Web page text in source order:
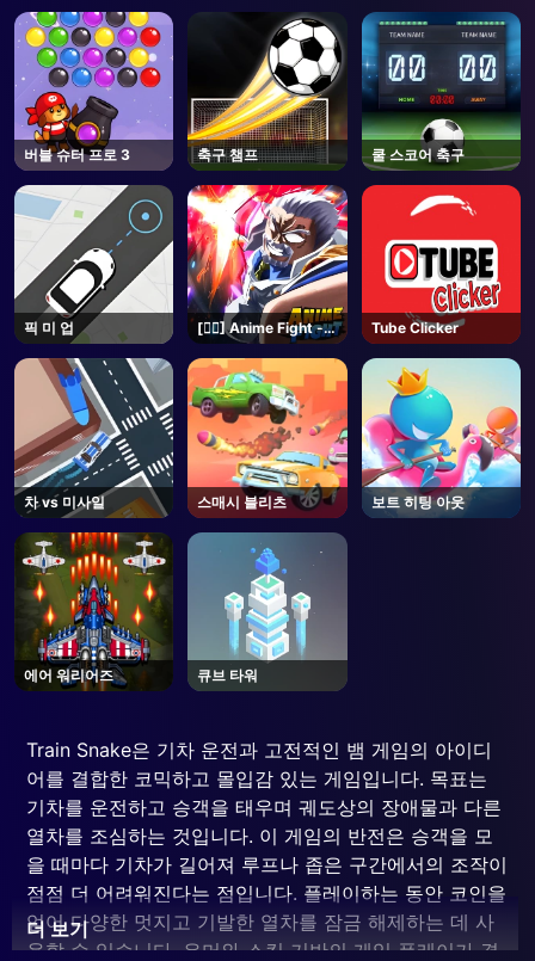
버블 슈터 프로 3 축구 챔프 쿨 스코어 축구
픽 미 업
[🏴‍☠️] Anime Fight -
Roblox
Tube Clicker
차 vs 미사일 스매시 블리츠 보트 히팅 아웃
에어 워리어즈 큐브 타워
Train Snake은 기차 운전과 고전적인 뱀 게임의 아이디
어를 결합한 코믹하고 몰입감 있는 게임입니다. 목표는
기차를 운전하고 승객을 태우며 궤도상의 장애물과 다른
열차를 조심하는 것입니다. 이 게임의 반전은 승객을 모
을 때마다 기차가 길어져 루프나 좁은 구간에서의 조작이
점점 더 어려워진다는 점입니다. 플레이하는 동안 코인을
얻어 다양한 멋지고 기발한 열차를 잠금 해제하는 데 사
용할 수 있습니다. 유머와 스킬 기반의 게임 플레이가 결
더 보기